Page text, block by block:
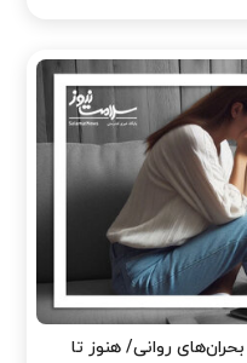
روانی/ هنوز تا